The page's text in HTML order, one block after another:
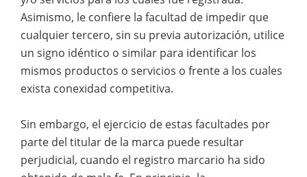
Asimismo, le confiere la facultad de impedir que
cualquier tercero, sin su previa autorización, utilice
un signo idéntico o similar para identificar los
mismos productos o servicios o frente a los cuales
exista conexidad competitiva.
Sin embargo, el ejercicio de estas facultades por
parte del titular de la marca puede resultar
perjudicial, cuando el registro marcario ha sido